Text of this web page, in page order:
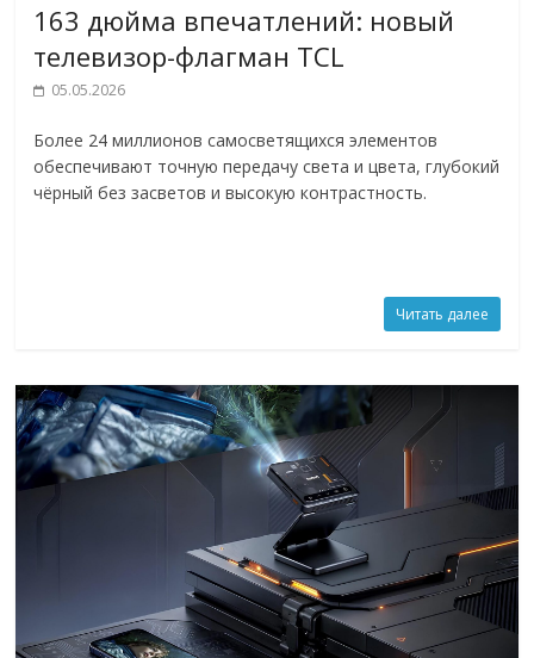
163 дюйма впечатлений: новый
телевизор-флагман TCL
05.05.2026
Более 24 миллионов самосветящихся элементов
обеспечивают точную передачу света и цвета, глубокий
чёрный без засветов и высокую контрастность.
Читать далее